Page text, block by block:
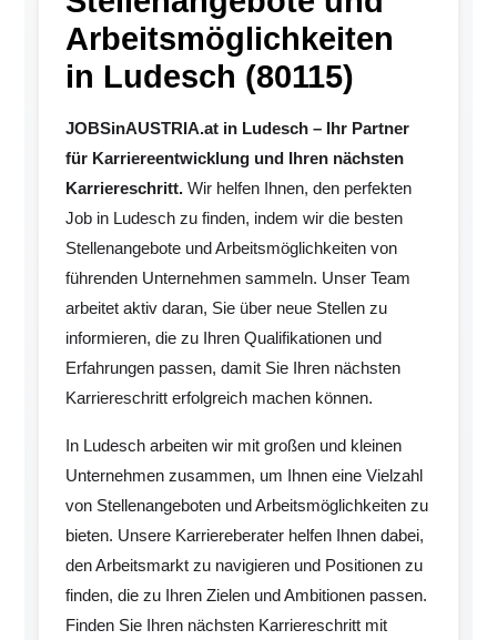
Arbeitsmöglichkeiten
in Ludesch (80115)
JOBSinAUSTRIA.at in Ludesch – Ihr Partner
für Karriereentwicklung und Ihren nächsten
Karriereschritt. Wir helfen Ihnen, den perfekten
Job in Ludesch zu finden, indem wir die besten
Stellenangebote und Arbeitsmöglichkeiten von
führenden Unternehmen sammeln. Unser Team
arbeitet aktiv daran, Sie über neue Stellen zu
informieren, die zu Ihren Qualifikationen und
Erfahrungen passen, damit Sie Ihren nächsten
Karriereschritt erfolgreich machen können.
In Ludesch arbeiten wir mit großen und kleinen
Unternehmen zusammen, um Ihnen eine Vielzahl
von Stellenangeboten und Arbeitsmöglichkeiten zu
bieten. Unsere Karriereberater helfen Ihnen dabei,
den Arbeitsmarkt zu navigieren und Positionen zu
finden, die zu Ihren Zielen und Ambitionen passen.
Finden Sie Ihren nächsten Karriereschritt mit